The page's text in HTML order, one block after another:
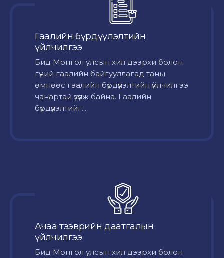
Гаалийн бүрдүүлэлтийн
үйлчилгээ
Бид Монгол улсын хил дээрхи болон
гүний гаалийн байгууллагад таны
өмнөөс гаалийн бүрдүүлэлтийн үйлчилгээ
чанартай үзүүлж байна. Гаалийн
бүрдүүлэлтийг...
Ачаа тээврийн даатгалын
үйлчилгээ
Бид Монгол улсын хил дээрхи болон